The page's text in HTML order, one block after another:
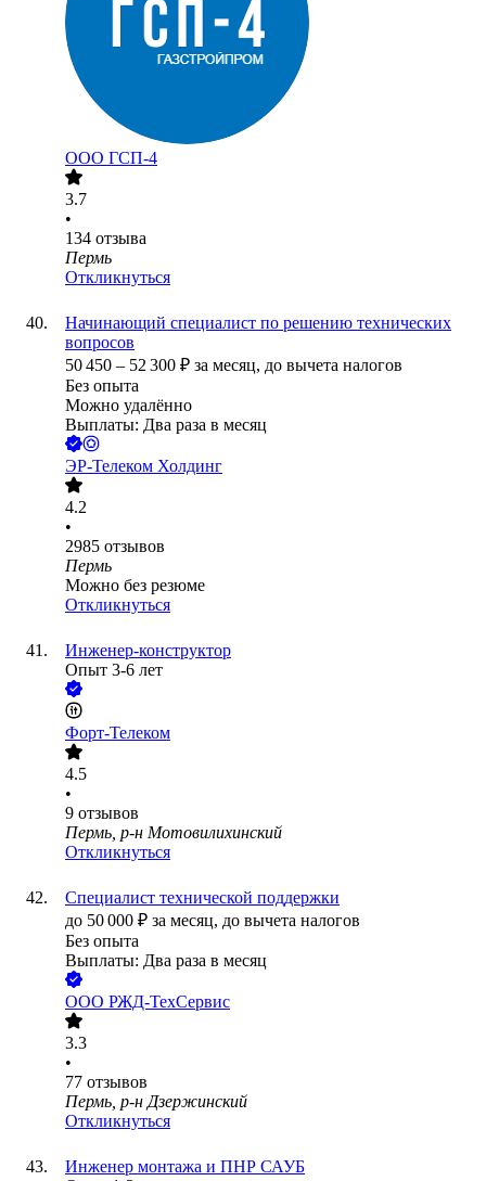
ООО ГСП-4
3.7
•
134 отзыва
Пермь
Откликнуться
Начинающий специалист по решению технических
вопросов
50 450 – 52 300 ₽ за месяц, до вычета налогов
Без опыта
Можно удалённо
Выплаты: Два раза в месяц
ЭР-Телеком Холдинг
4.2
•
2985 отзывов
Пермь
Можно без резюме
Откликнуться
Инженер-конструктор
Опыт 3-6 лет
Форт-Телеком
4.5
•
9 отзывов
Пермь, р-н Мотовилихинский
Откликнуться
Специалист технической поддержки
до 50 000 ₽ за месяц, до вычета налогов
Без опыта
Выплаты: Два раза в месяц
ООО РЖД-ТехСервис
3.3
•
77 отзывов
Пермь, р-н Дзержинский
Откликнуться
Инженер монтажа и ПНР САУБ